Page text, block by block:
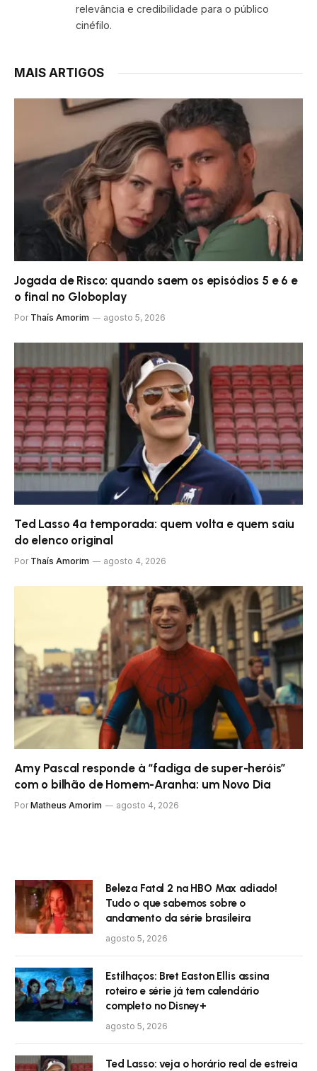
relevância e credibilidade para o público
cinéfilo.
MAIS ARTIGOS
Jogada de Risco: quando saem os episódios 5 e 6 e
o final no Globoplay
Por Thaís Amorim agosto 5, 2026
Ted Lasso 4ª temporada: quem volta e quem saiu
do elenco original
Por Thaís Amorim agosto 4, 2026
Amy Pascal responde à “fadiga de super-heróis”
com o bilhão de Homem-Aranha: um Novo Dia
Por Matheus Amorim agosto 4, 2026
Beleza Fatal 2 na HBO Max adiado!
Tudo o que sabemos sobre o
andamento da série brasileira
agosto 5, 2026
Estilhaços: Bret Easton Ellis assina
roteiro e série já tem calendário
completo no Disney+
agosto 5, 2026
Ted Lasso: veja o horário real de estreia